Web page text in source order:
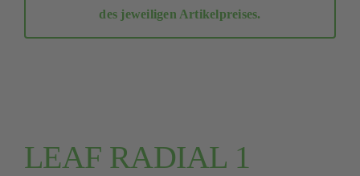
Shop
des jeweiligen Artikelpreises.
LEAF RADIAL 1